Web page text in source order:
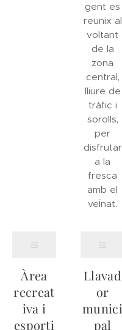
gent es
reunix al
voltant
de la
zona
central,
lliure de
tràfic i
sorolls,
per
disfrutar
a la
fresca
amb el
veÏnat.
Àrea
recreat
iva i
esporti
Llavad
or
munici
pal